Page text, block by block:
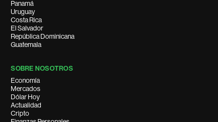
Panamá
Uruguay
Costa Rica
El Salvador
República Dominicana
Guatemala
SOBRE NOSOTROS
Economía
Mercados
Dólar Hoy
Actualidad
Cripto